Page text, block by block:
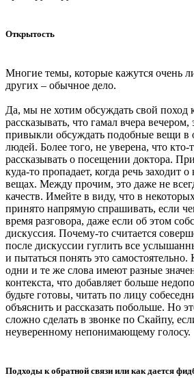
Открытость
Многие темы, которые кажутся очень
других – обычное дело.
Да, мы не хотим обсуждать свой поход
рассказывать, что гамал вчера
привыкли обсуждать подобные вещи в
людей. Более того, не уверена, что
рассказывать о посещении доктора.
куда-то пропадает, когда речь заходит
вещах. Между прочим, это даже не
качеств. Имейте в виду, что в
принято напрямую спрашивать, если
время разговора, даже если об этом
дискуссия. Почему-то считается
после дискуссии гуглить все
и пытаться понять это
одни и те же слова имеют разные
контекста, что добавляет больше
будьте готовы, читать по лицу
объяснить и рассказать побольше. Но
сложно сделать в звонке по Скайпу,
неуверенному непонимающему голосу.
Подходы к обратной связи или как дается